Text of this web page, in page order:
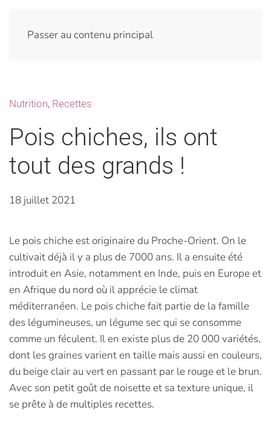
Passer au contenu principal
Nutrition, Recettes
Pois chiches, ils ont
tout des grands !
18 juillet 2021
Le pois chiche est originaire du Proche-Orient. On le
cultivait déjà il y a plus de 7000 ans. Il a ensuite été
introduit en Asie, notamment en Inde, puis en Europe et
en Afrique du nord où il apprécie le climat
méditerranéen. Le pois chiche fait partie de la famille
des légumineuses, un légume sec qui se consomme
comme un féculent. Il en existe plus de 20 000 variétés,
dont les graines varient en taille mais aussi en couleurs,
du beige clair au vert en passant par le rouge et le brun.
Avec son petit goût de noisette et sa texture unique, il
se prête à de multiples recettes.